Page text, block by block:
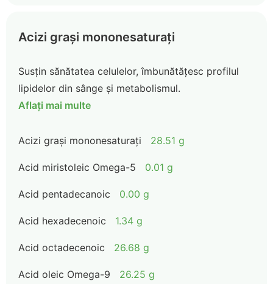
Acizi grași mononesaturați
Susțin sănătatea celulelor, îmbunătățesc profilul
lipidelor din sânge și metabolismul.
Aflați mai multe
Acizi grași mononesaturați 28.51 g
Acid miristoleic Omega-5 0.01 g
Acid pentadecanoic 0.00 g
Acid hexadecenoic 1.34 g
Acid octadecenoic 26.68 g
Acid oleic Omega-9 26.25 g